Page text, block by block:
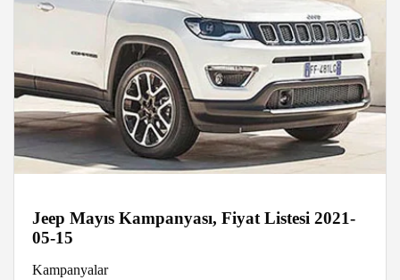
Jeep Mayıs Kampanyası, Fiyat Listesi 2021-
05-15
Kampanyalar